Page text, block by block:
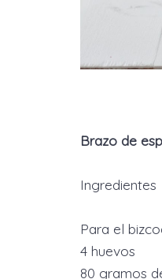
Brazo de
Ingredientes
Para el
4 huevos
80 gramos